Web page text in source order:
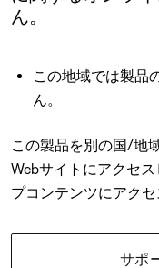
ん。
この地域では製品
ん。
この製品を別の国/地
Webサイトにアクセ
プコンテンツにアクセ
サポ